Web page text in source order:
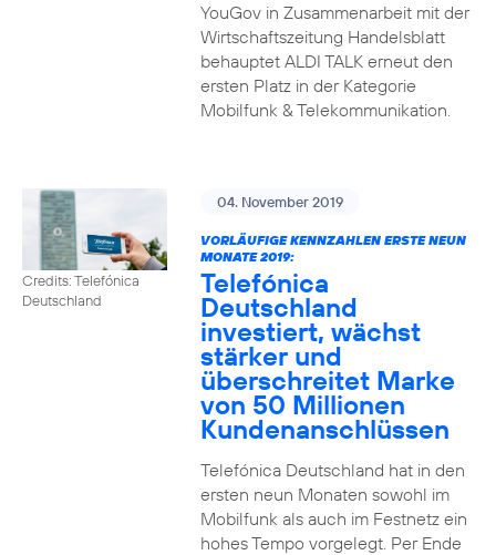
YouGov in Zusammenarbeit mit der
Wirtschaftszeitung Handelsblatt
behauptet ALDI TALK erneut den
ersten Platz in der Kategorie
Mobilfunk & Telekommunikation.
Credits: Telefónica
Deutschland
04. November 2019
VORLÄUFIGE KENNZAHLEN ERSTE NEUN
MONATE 2019:
Telefónica
Deutschland
investiert, wächst
stärker und
überschreitet Marke
von 50 Millionen
Kundenanschlüssen
Telefónica Deutschland hat in den
ersten neun Monaten sowohl im
Mobilfunk als auch im Festnetz ein
hohes Tempo vorgelegt. Per Ende